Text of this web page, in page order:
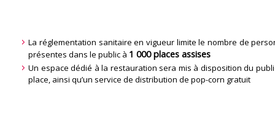
La réglementation sanitaire en vigueur limite le nombre de
présentes dans le public à 1 000 places assises
Un espace dédié à la restauration sera mis à disposition du
place, ainsi qu’un service de distribution de pop-corn gratuit